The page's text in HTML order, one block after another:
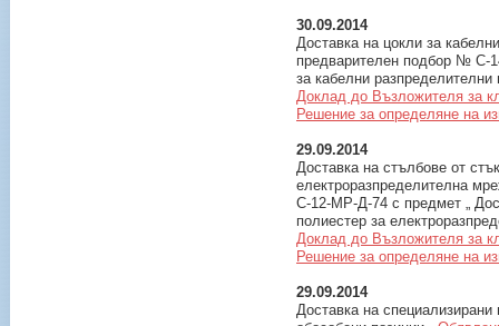
30.09.2014
Доставка на цокли за
предварителен подбор № С-
за кабелни
Доклад до Възложителя за
Решение за определяне на
29.09.2014
Доставка на стълбове от
електроразпределителна
С-12-МР-Д-74 с предмет „
полиестер за
Доклад до Възложителя за
Решение за определяне на
29.09.2014
Доставка на